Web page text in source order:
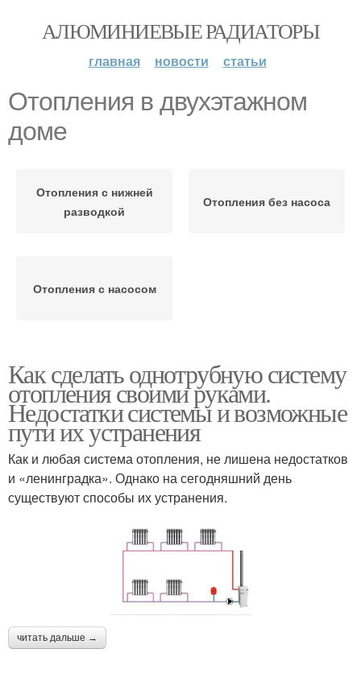
АЛЮМИНИЕВЫЕ РАДИАТОРЫ
главная новости статьи
Отопления в двухэтажном
доме
Отопления с нижней
разводкой
Отопления без насоса
Отопления с насосом
Как сделать однотрубную систему
отопления своими руками.
Недостатки системы и возможные
пути их устранения
Как и любая система отопления, не лишена недостатков
и «ленинградка». Однако на сегодняшний день
существуют способы их устранения.
читать дальше →